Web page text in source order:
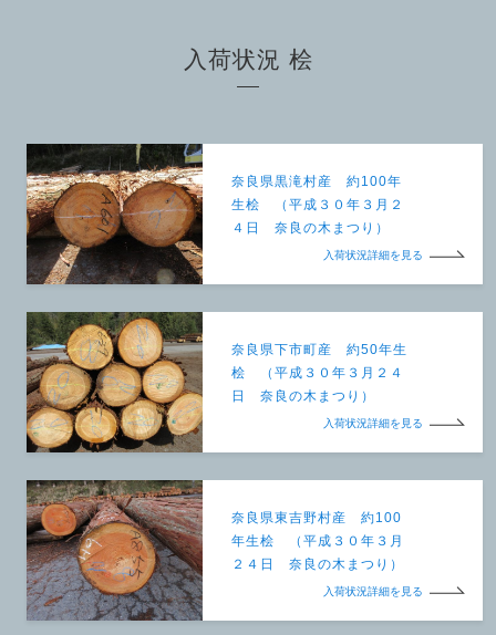
入荷状況 桧
奈良県黒滝村産 約100年
生桧 （平成３０年３月２
４日 奈良の木まつり）
入荷状況詳細を見る
奈良県下市町産 約50年生
桧 （平成３０年３月２４
日 奈良の木まつり）
入荷状況詳細を見る
奈良県東吉野村産 約100
年生桧 （平成３０年３月
２４日 奈良の木まつり）
入荷状況詳細を見る